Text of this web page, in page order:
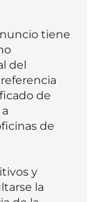
tiene
del
de
de
y
la